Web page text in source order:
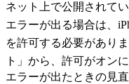
ネット上で公開されて
エラーが出る場合は、
を許可する必要があり
ト」から、許可がオン
エラーが出たときの見